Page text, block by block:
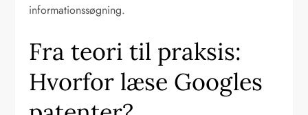
informationssøgning.
Fra teori til praksis:
Hvorfor læse Googles